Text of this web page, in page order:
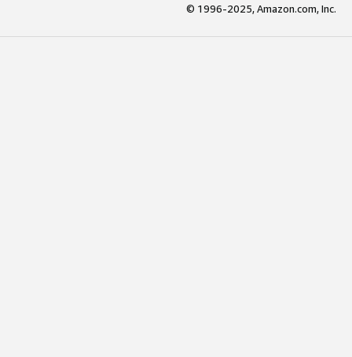
© 1996-2025, Amazon.com, Inc.